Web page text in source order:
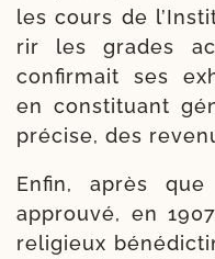
les cours de
rir les grades
confir­mait ses
en consti­tuant
pré­cise, des
Enfin, après
approu­vé, en
reli­gieux